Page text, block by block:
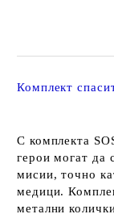
Комплект
С комплекта
герои могат да
мисии, точно
медици.
метални